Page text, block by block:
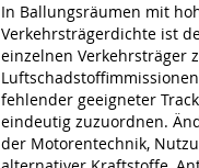
In Ballungsräumen mit
Verkehrsträgerdichte ist
einzelnen Verkehrsträger
fehlender geeigneter
eindeutig zuzuordnen.
der Motorentechnik,